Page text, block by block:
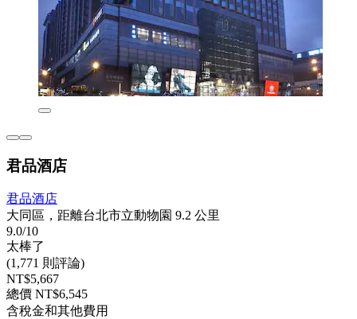
君品酒店
君品酒店
大同區，距離台北市立動物園 9.2 公里
9.0/10
太棒了
(1,771 則評論)
NT$5,667
總價 NT$6,545
含稅金和其他費用